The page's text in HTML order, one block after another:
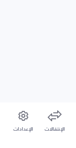
الإنتقالات الإعدادات